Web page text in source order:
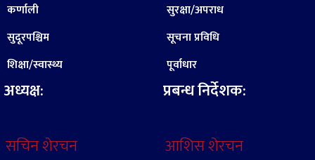
कर्णाली
सुदूरपश्चिम
शिक्षा/स्वास्थ्य
अध्यक्ष:
सचिन शेरचन
सुरक्षा/अपराध
सूचना प्रविधि
पूर्वाधार
प्रबन्ध निर्देशक:
आशिस शेरचन